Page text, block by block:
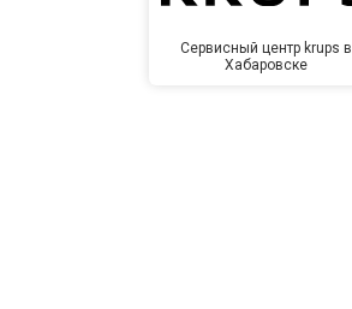
Сервисный центр krups в
Хабаровске